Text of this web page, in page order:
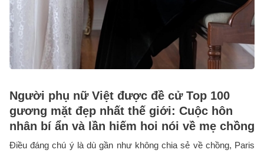
Người phụ nữ Việt được đề cử Top 100
gương mặt đẹp nhất thế giới: Cuộc hôn
nhân bí ẩn và lần hiếm hoi nói về mẹ chồng
Điều đáng chú ý là dù gần như không chia sẻ về chồng, Paris